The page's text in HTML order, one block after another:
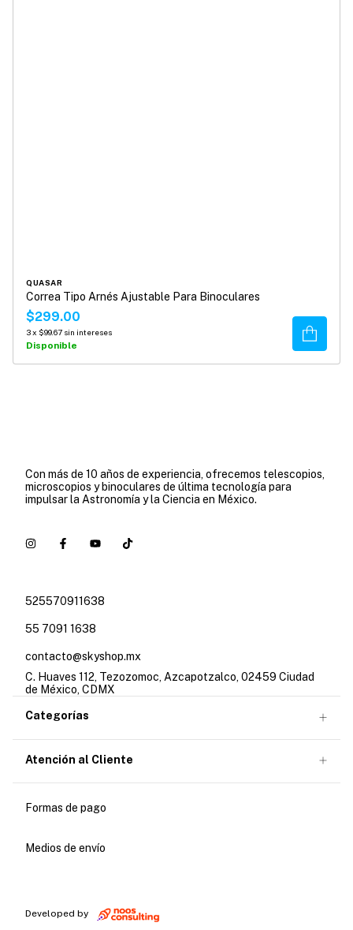
QUASAR
Correa Tipo Arnés Ajustable Para Binoculares
$299.00
3x $99.67 sin intereses
Disponible
Comprar
Con más de 10 años de experiencia, ofrecemos telescopios,
microscopios y binoculares de última tecnología para
impulsar la Astronomía y la Ciencia en México.
525570911638
55 7091 1638
contacto@skyshop.mx
C. Huaves 112, Tezozomoc, Azcapotzalco, 02459 Ciudad
de México, CDMX
Categorías
Atención al Cliente
Formas de pago
Medios de envío
Developed by